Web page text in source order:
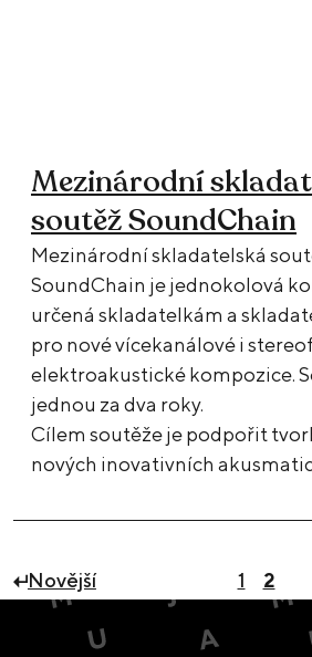
Mezinárodní
soutěž SoundChain
Mezinárodní skladatelská
SoundChain je jednokolová
určená skladatelkám a
pro nové vícekanálové i
elektroakustické kompozice.
jednou za dva roky.
Cílem soutěže je podpořit
nových inovativních
Novější 1 2